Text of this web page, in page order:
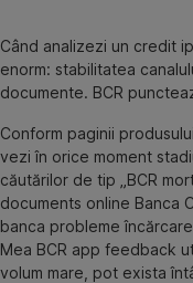
Când analizezi un credit
enorm: stabilitatea
documente. BCR
Conform paginii
vezi în orice moment
căutărilor de tip „BCR
documents online Banca
banca probleme
Mea BCR app feedback
volum mare, pot exista